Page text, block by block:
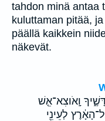
tahdon minä antaa
kuluttaman pitää,
päällä kaikkein
näkevät.
וָֽאֹוצִא־אֵ֤שׁ
לְעֵינֵ֖י